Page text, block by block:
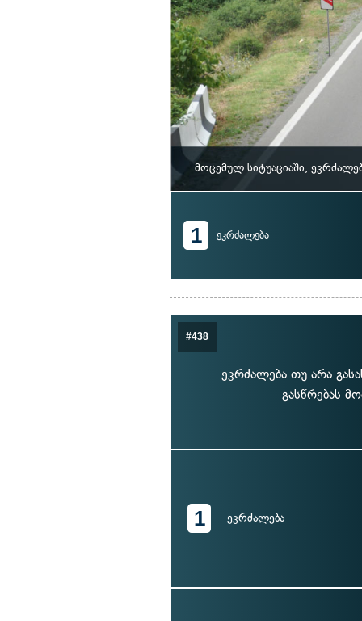
მოცემულ სიტუაციაში,
1 ეკრძალება
#438
ეკრძალება თუ არა
გასწრებას
1 ეკრძალება